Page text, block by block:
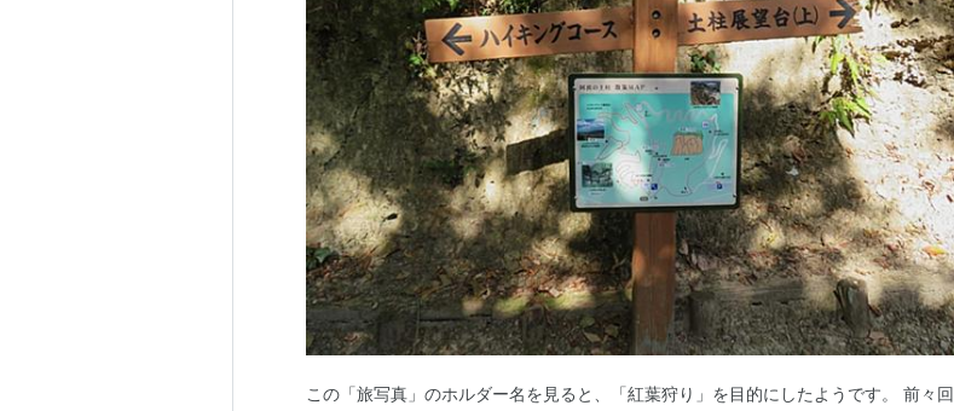
この「旅写真」のホルダー名を見ると、「紅葉狩り」を目的にしたようです。 前々回